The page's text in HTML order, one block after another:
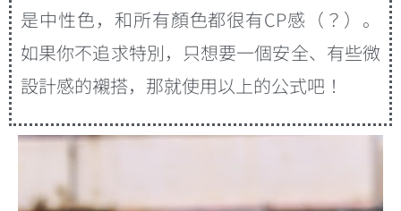
是中性色，和所有顏色都很有CP感（？）。
如果你不追求特別，只想要一個安全、有些微
設計感的襯搭，那就使用以上的公式吧！